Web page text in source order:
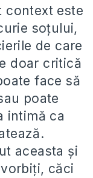
context este
soțului,
de care
doar critică
face să
poate
intimă ca
aceasta și
căci